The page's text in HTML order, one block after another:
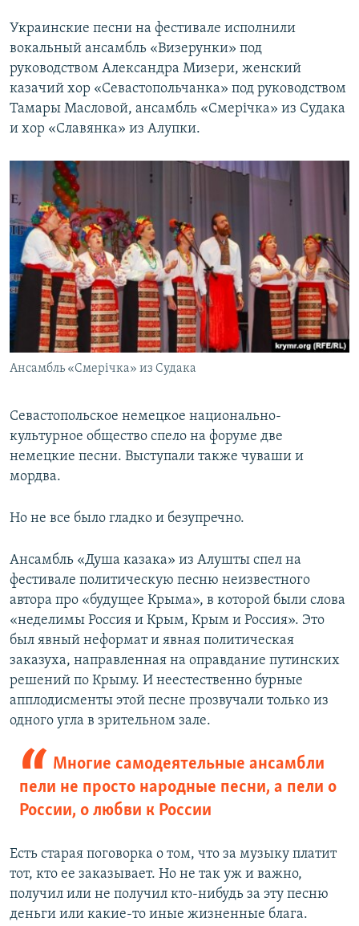
Украинские песни на фестивале исполнили
вокальный ансамбль «Визерунки» под
руководством Александра Мизери, женский
казачий хор «Севастопольчанка» под руководством
Тамары Масловой, ансамбль «Смерічка» из Судака
и хор «Славянка» из Алупки.
Ансамбль «Смерічка» из Судака
Севастопольское немецкое национально-
культурное общество спело на форуме две
немецкие песни. Выступали также чуваши и
мордва.
Но не все было гладко и безупречно.
Ансамбль «Душа казака» из Алушты спел на
фестивале политическую песню неизвестного
автора про «будущее Крыма», в которой были слова
«неделимы Россия и Крым, Крым и Россия». Это
был явный неформат и явная политическая
заказуха, направленная на оправдание путинских
решений по Крыму. И неестественно бурные
апплодисменты этой песне прозвучали только из
одного угла в зрительном зале.
Многие самодеятельные ансамбли
пели не просто народные песни, а пели о
России, о любви к России
Есть старая поговорка о том, что за музыку платит
тот, кто ее заказывает. Но не так уж и важно,
получил или не получил кто-нибудь за эту песню
деньги или какие-то иные жизненные блага.